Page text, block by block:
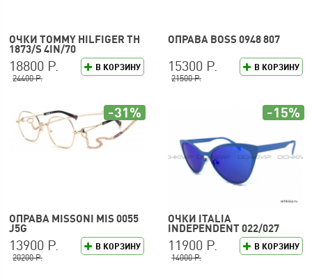
ОЧКИ TOMMY HILFIGER TH
1873/S 4IN/70
В КОРЗИНУ
18800 Р.
24400 Р.
ОПРАВА BOSS 0948 807
В КОРЗИНУ
15300 Р.
21500 Р.
ОПРАВА MISSONI MIS 0055
J5G
В КОРЗИНУ
13900 Р.
20200 Р.
-31%
ОЧКИ ITALIA
INDEPENDENT 022/027
В КОРЗИНУ
11900 Р.
14000 Р.
-15%